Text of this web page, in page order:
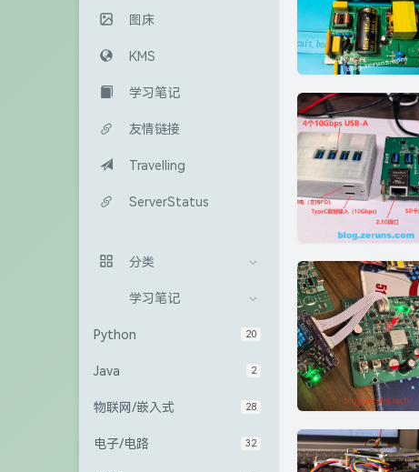
图床
KMS
学习笔记
友情链接
Travelling
ServerStatus
分类
学习笔记
20
Python
2
Java
28
物联网/嵌入式
32
电子/电路